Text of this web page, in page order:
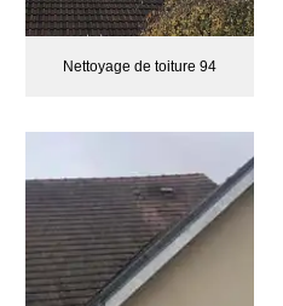
Nettoyage de toiture 94